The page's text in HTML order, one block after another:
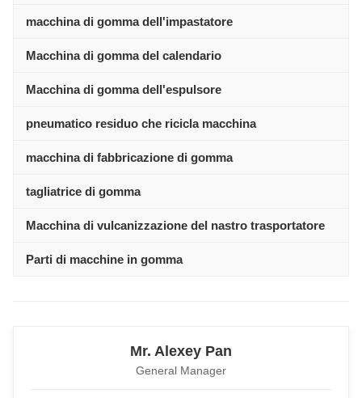
macchina di gomma dell'impastatore
Macchina di gomma del calendario
Macchina di gomma dell'espulsore
pneumatico residuo che ricicla macchina
macchina di fabbricazione di gomma
tagliatrice di gomma
Macchina di vulcanizzazione del nastro trasportatore
Parti di macchine in gomma
Mr. Alexey Pan
General Manager